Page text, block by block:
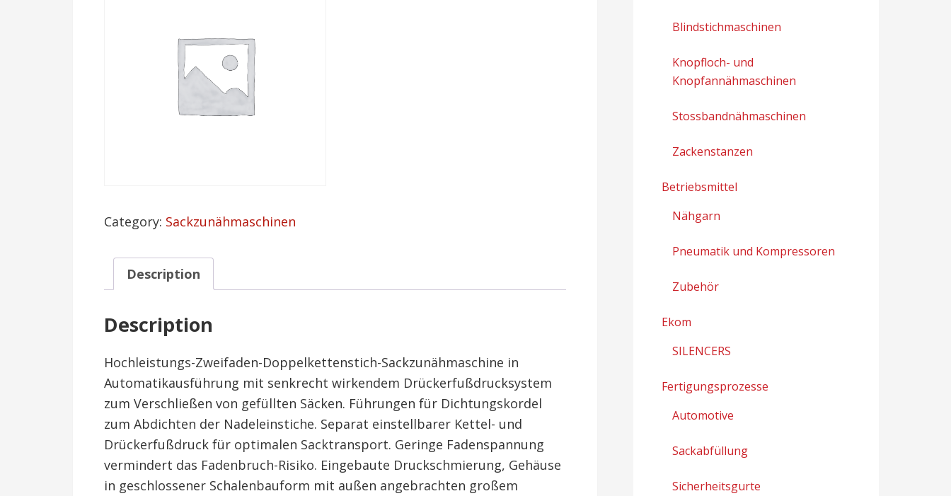
Category: Sackzunähmaschinen
Description
Description
Hochleistungs-Zweifaden-Doppelkettenstich-Sackzunähmaschine in
Automatikausführung mit senkrecht wirkendem Drückerfußdrucksystem
zum Verschließen von gefüllten Säcken. Führungen für Dichtungskordel
zum Abdichten der Nadeleinstiche. Separat einstellbarer Kettel- und
Drückerfußdruck für optimalen Sacktransport. Geringe Fadenspannung
vermindert das Fadenbruch-Risiko. Eingebaute Druckschmierung, Gehäuse
in geschlossener Schalenbauform mit außen angebrachten großem
Blindstichmaschinen
Knopfloch- und
Knopfannähmaschinen
Stossbandnähmaschinen
Zackenstanzen
Betriebsmittel
Nähgarn
Pneumatik und Kompressoren
Zubehör
Ekom
SILENCERS
Fertigungsprozesse
Automotive
Sackabfüllung
Sicherheitsgurte